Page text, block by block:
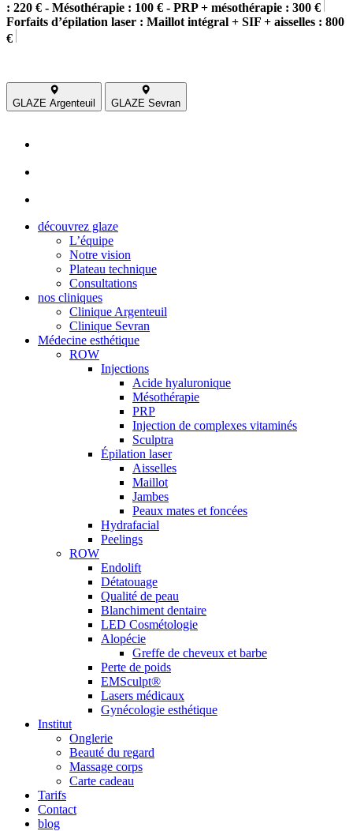
: 220 € - Mésothérapie : 100 € - PRP + mésothérapie : 300 €
Forfaits d’épilation laser : Maillot intégral + SIF + aisselles : 800
€
GLAZE Argenteuil GLAZE Sevran
découvrez glaze
L’équipe
Notre vision
Plateau technique
Consultations
nos cliniques
Clinique Argenteuil
Clinique Sevran
Médecine esthétique
ROW
Injections
Acide hyaluronique
Mésothérapie
PRP
Injection de complexes vitaminés
Sculptra
Épilation laser
Aisselles
Maillot
Jambes
Peaux mates et foncées
Hydrafacial
Peelings
ROW
Endolift
Détatouage
Qualité de peau
Blanchiment dentaire
LED Cosmétologie
Alopécie
Greffe de cheveux et barbe
Perte de poids
EMSculpt®
Lasers médicaux
Gynécologie esthétique
Institut
Onglerie
Beauté du regard
Massage corps
Carte cadeau
Tarifs
Contact
blog